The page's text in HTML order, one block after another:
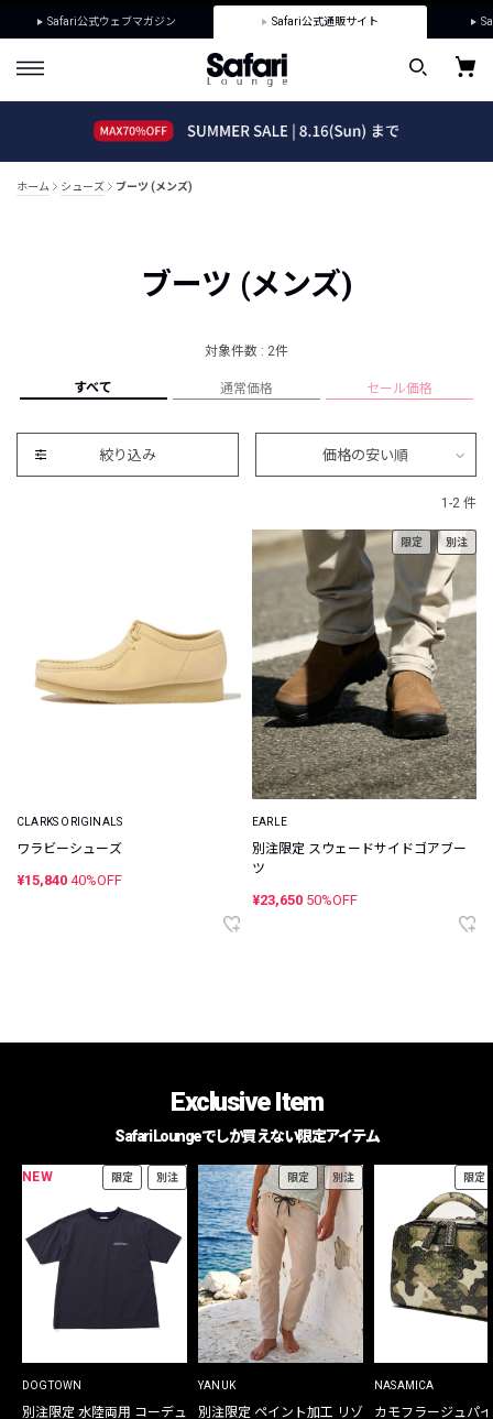
Safari公式ウェブマガジン Safari公式通販サイト
ホーム シューズ ブーツ (メンズ)
ブーツ (メンズ)
対象件数 : 2件
すべて 通常価格 セール価格
絞り込み 価格の安い順
1-2 件
CLARKS ORIGINALS
ワラビーシューズ
¥15,840 40%OFF
限定 別注
EARLE
別注限定 スウェードサイドゴアブー
ツ
¥23,650 50%OFF
Exclusive Item
Safari Loungeでしか買えない限定アイテム
NEW 限定 別注
DOGTOWN
別注限定 水陸両用 コーデュ
限定 別注
YANUK
別注限定 ペイント加工 リゾ
限定
NASAMICA
カモフラージュパ